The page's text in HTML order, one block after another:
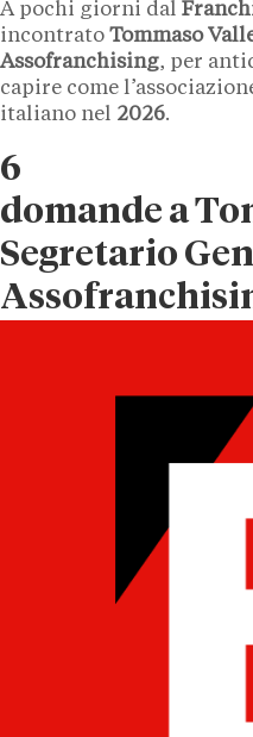
A pochi giorni dal
incontrato Tommaso
Assofranchising, per
capire come
italiano nel 2026.
6
domande a
Segretario